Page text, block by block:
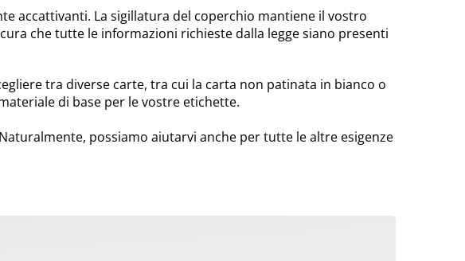
accattivanti. La sigillatura del coperchio mantiene il vostro
che tutte le informazioni richieste dalla legge siano presenti
tra diverse carte, tra cui la carta non patinata in bianco o
di base per le vostre etichette.
possiamo aiutarvi anche per tutte le altre esigenze